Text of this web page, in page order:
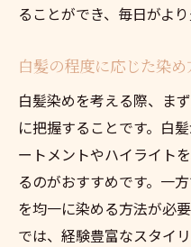
ることができ、毎日がよ
白髪の程度に応じた染め
白髪染めを考える際、ま
に把握することです。白
ートメントやハイライト
るのがおすすめです。一
を均一に染める方法が必
では、経験豊富なスタイ